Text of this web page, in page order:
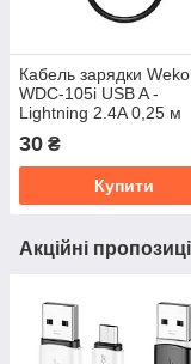
Кабель зарядки
WDC-105i USB A -
Lightning 2.4A 0,25 м
30 ₴
Купити
Акційні